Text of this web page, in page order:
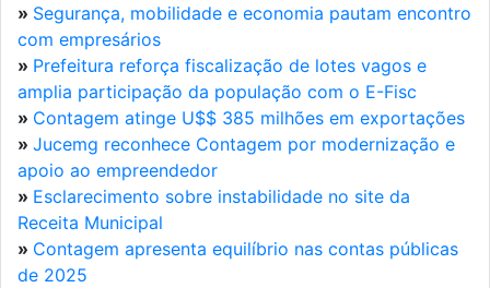
» Segurança, mobilidade e economia pautam encontro
com empresários
» Prefeitura reforça fiscalização de lotes vagos e
amplia participação da população com o E-Fisc
» Contagem atinge U$$ 385 milhões em exportações
» Jucemg reconhece Contagem por modernização e
apoio ao empreendedor
» Esclarecimento sobre instabilidade no site da
Receita Municipal
» Contagem apresenta equilíbrio nas contas públicas
de 2025